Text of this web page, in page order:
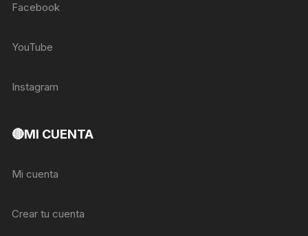
Facebook
YouTube
Instagram
🔴MI CUENTA
Mi cuenta
Crear tu cuenta